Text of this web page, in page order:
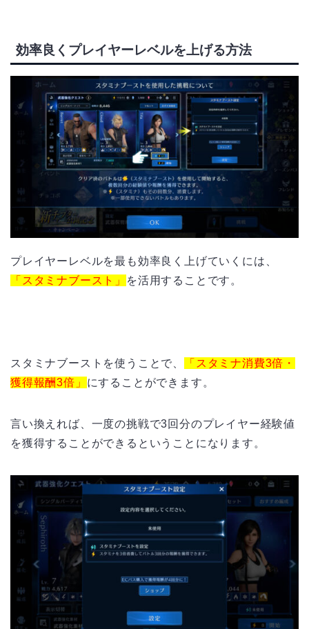
効率良くプレイヤーレベルを上げる方法
プレイヤーレベルを最も効率良く上げていくには、
「スタミナブースト」
を活用することです。
スタミナブーストを使うことで、
「スタミナ消費3倍・
獲得報酬3倍」 にすることができます。
言い換えれば、一度の挑戦で3回分のプレイヤー経験値
を獲得することができるということになります。